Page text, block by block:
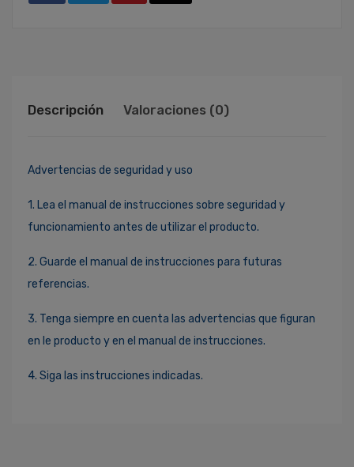
Descripción Valoraciones (0)
Advertencias de seguridad y uso
1. Lea el manual de instrucciones sobre seguridad y
funcionamiento antes de utilizar el producto.
2. Guarde el manual de instrucciones para futuras
referencias.
3. Tenga siempre en cuenta las advertencias que figuran
en le producto y en el manual de instrucciones.
4. Siga las instrucciones indicadas.